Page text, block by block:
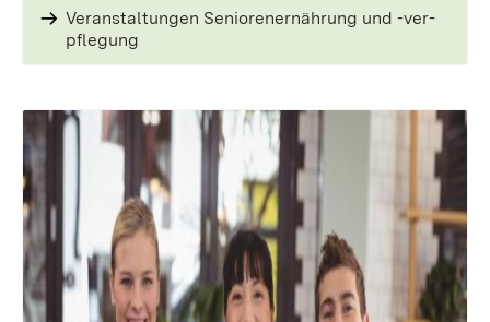
Veranstal­tungen Senioren­ernährung und -ver­
pflegung